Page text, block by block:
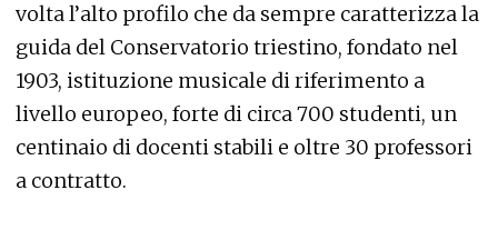
volta l’alto profilo che da sempre caratterizza la
guida del Conservatorio triestino, fondato nel
1903, istituzione musicale di riferimento a
livello europeo, forte di circa 700 studenti, un
centinaio di docenti stabili e oltre 30 professori
a contratto.